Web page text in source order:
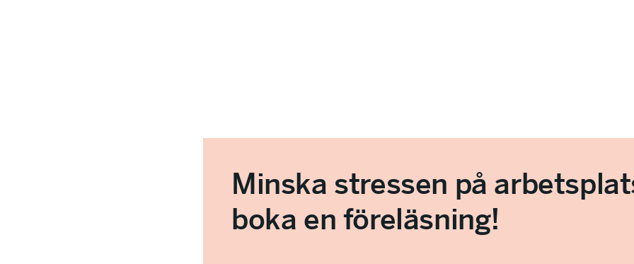
Minska stressen på
boka en föreläsning!